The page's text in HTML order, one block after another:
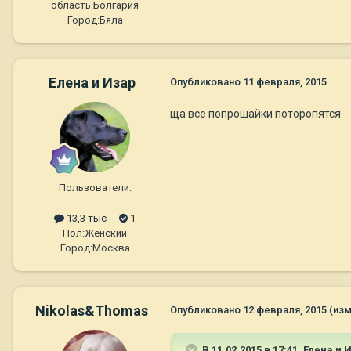
область:Болгария
Город:Бяла
Елена и Изар
Пользователи.
13,3 тыс
1
Пол:Женский
Город:Москва
Опубликовано 11 февраля, 2015
ща все попрошайки поторопятся
Nikolas&Thomas Опубликовано 12 февраля, 2015